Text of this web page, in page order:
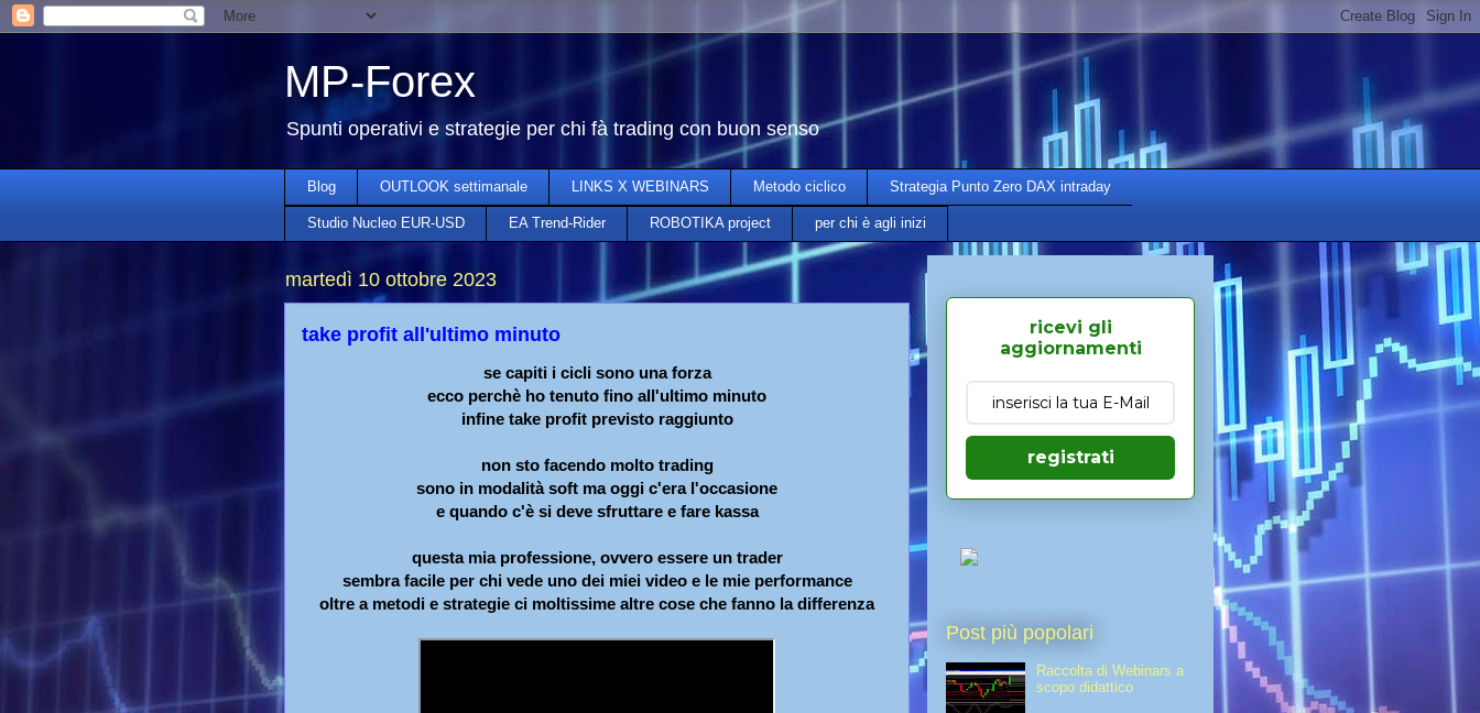
MP-Forex
Spunti operativi e strategie per chi fà trading con buon senso
Blog OUTLOOK settimanale LINKS X WEBINARS Metodo ciclico Strategia Punto Zero DAX intraday
Studio Nucleo EUR-USD EA Trend-Rider ROBOTIKA project per chi è agli inizi
martedì 10 ottobre 2023
take profit all'ultimo minuto
se capiti i cicli sono una forza
ecco perchè ho tenuto fino all'ultimo minuto
infine take profit previsto raggiunto
non sto facendo molto trading
sono in modalità soft ma oggi c'era l'occasione
e quando c'è si deve sfruttare e fare kassa
questa mia professione, ovvero essere un trader
sembra facile per chi vede uno dei miei video e le mie performance
oltre a metodi e strategie ci moltissime altre cose che fanno la differenza
ricevi gli
aggiornamenti
registrati
Post più popolari
Raccolta di Webinars a
scopo didattico